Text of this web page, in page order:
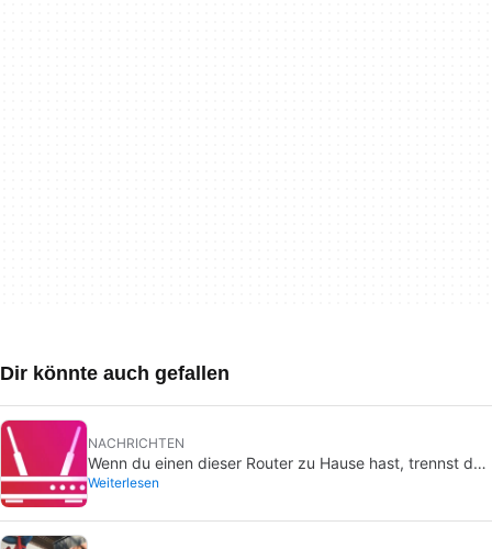
Dir könnte auch gefallen
NACHRICHTEN
Wenn du einen dieser Router zu Hause hast, trennst du
ihn am besten sofort vom Netz.
Weiterlesen